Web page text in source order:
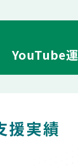
YouTube
援実績